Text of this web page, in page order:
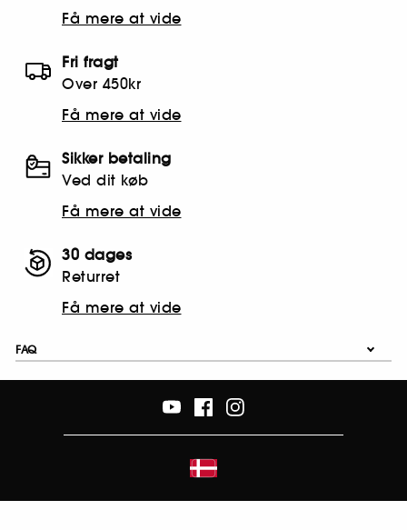
Få mere at vide
Fri fragt
Over 450kr
Få mere at vide
Sikker betaling
Ved dit køb
Få mere at vide
30 dages
Returret
Få mere at vide
FAQ